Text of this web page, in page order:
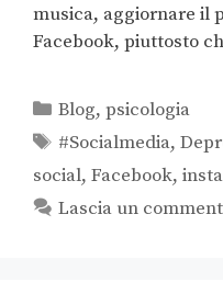
musica, aggiornare il
Facebook, piuttosto
Blog,psicologia
#Socialmedia,
social, Facebook,
Lascia un